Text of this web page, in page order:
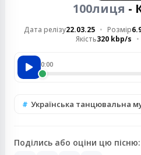
100лиця -
Дата релізу22.03.25 Розмір
Якість320 kbp/s
0:00
Українська танцювальна
Поділись або оціни цю пісню: